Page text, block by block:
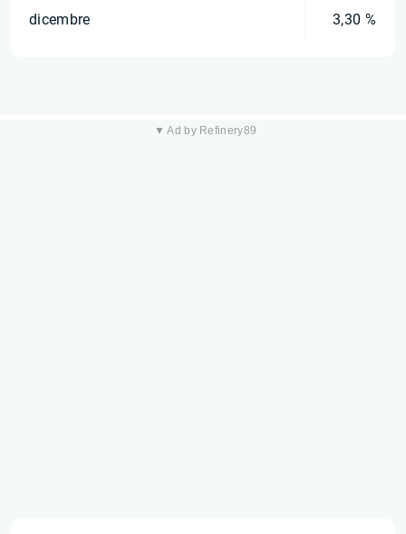
dicembre 3,30 %
▼ Ad by Refinery89